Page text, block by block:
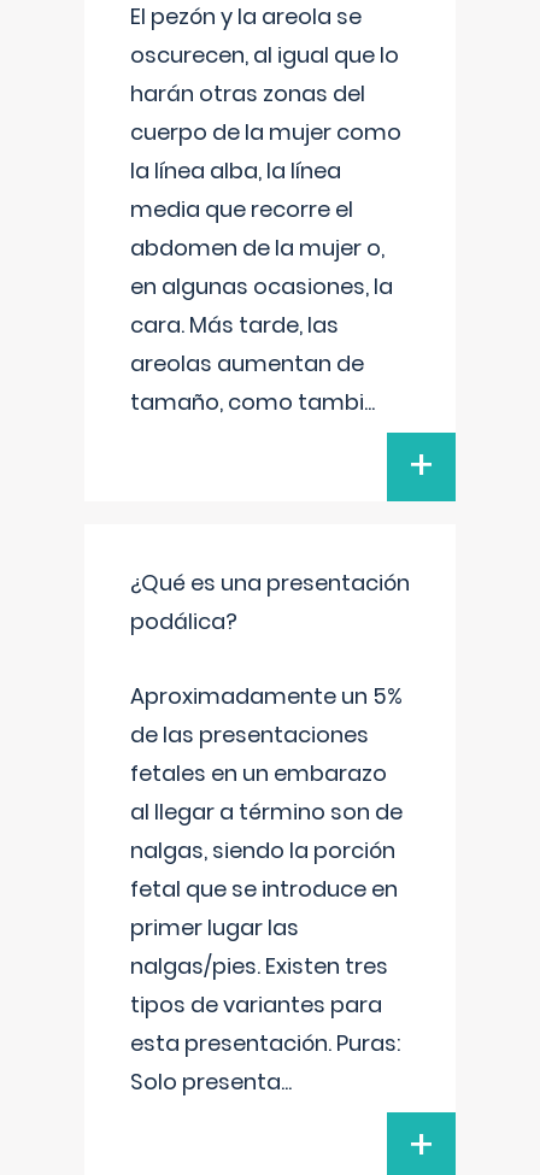
El pezón y la areola se
oscurecen, al igual que lo
harán otras zonas del
cuerpo de la mujer como
la línea alba, la línea
media que recorre el
abdomen de la mujer o,
en algunas ocasiones, la
cara. Más tarde, las
areolas aumentan de
tamaño, como tambi...
+
¿Qué es una presentación
podálica?
Aproximadamente un 5%
de las presentaciones
fetales en un embarazo
al llegar a término son de
nalgas, siendo la porción
fetal que se introduce en
primer lugar las
nalgas/pies. Existen tres
tipos de variantes para
esta presentación. Puras:
Solo presenta...
+